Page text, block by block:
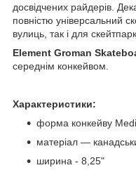
досвідчених райдерів.
повністю універсальний
вулиць, так і для
Element Groman
середнім конкейвом.
Характеристики:
форма конкейву
матеріал —
ширина - 8,25"